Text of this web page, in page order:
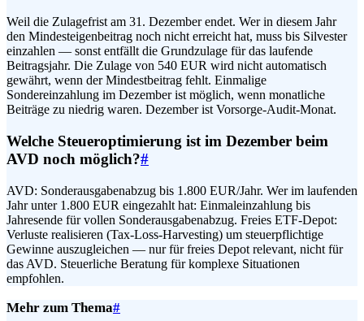
Weil die Zulagefrist am 31. Dezember endet. Wer in diesem Jahr
den Mindesteigenbeitrag noch nicht erreicht hat, muss bis Silvester
einzahlen — sonst entfällt die Grundzulage für das laufende
Beitragsjahr. Die Zulage von 540 EUR wird nicht automatisch
gewährt, wenn der Mindestbeitrag fehlt. Einmalige
Sondereinzahlung im Dezember ist möglich, wenn monatliche
Beiträge zu niedrig waren. Dezember ist Vorsorge-Audit-Monat.
Welche Steueroptimierung ist im Dezember beim
AVD noch möglich?#
AVD: Sonderausgabenabzug bis 1.800 EUR/Jahr. Wer im laufenden
Jahr unter 1.800 EUR eingezahlt hat: Einmaleinzahlung bis
Jahresende für vollen Sonderausgabenabzug. Freies ETF-Depot:
Verluste realisieren (Tax-Loss-Harvesting) um steuerpflichtige
Gewinne auszugleichen — nur für freies Depot relevant, nicht für
das AVD. Steuerliche Beratung für komplexe Situationen
empfohlen.
Mehr zum Thema#